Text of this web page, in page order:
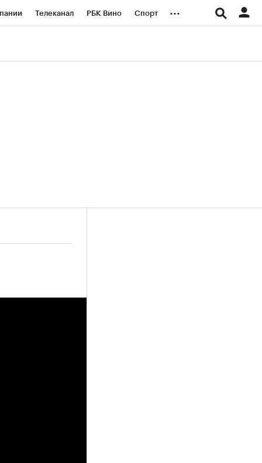
Телеканал РБК Вино Спорт ...